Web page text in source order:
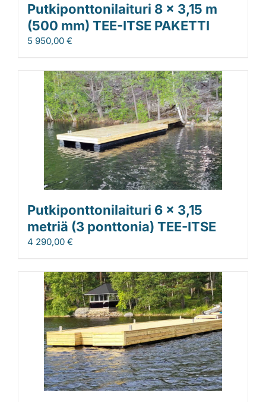
Putkiponttonilaituri 8 x 3,15 m
(500 mm) TEE-ITSE PAKETTI
5 950,00 €
Putkiponttonilaituri 6 x 3,15
metriä (3 ponttonia) TEE-ITSE
4 290,00 €